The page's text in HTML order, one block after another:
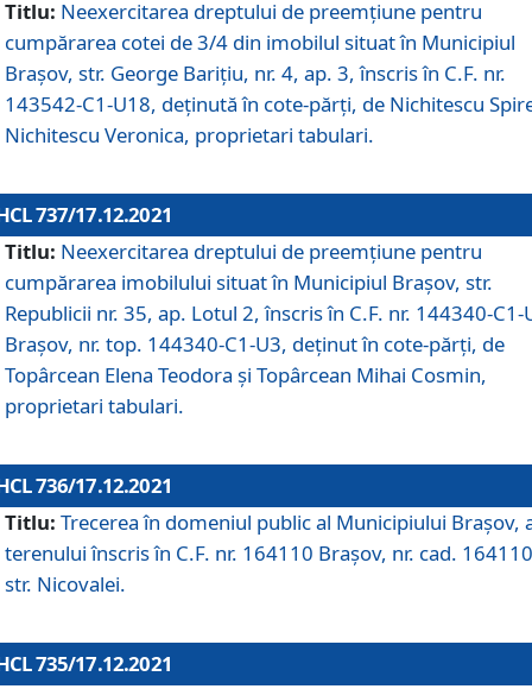
Titlu: Neexercitarea dreptului de preemţiune pentru
cumpărarea cotei de 3/4 din imobilul situat în Municipiul
Braşov, str. George Barițiu, nr. 4, ap. 3, înscris în C.F. nr.
143542-C1-U18, deținută în cote-părți, de Nichitescu
Nichitescu Veronica, proprietari tabulari.
737/17.12.2021
Titlu: Neexercitarea dreptului de preemţiune pentru
cumpărarea imobilului situat în Municipiul Braşov, str.
Republicii nr. 35, ap. Lotul 2, înscris în C.F. nr. 144340-C1-
Brașov, nr. top. 144340-C1-U3, deținut în cote-părți, de
Topârcean Elena Teodora și Topârcean Mihai Cosmin,
proprietari tabulari.
736/17.12.2021
Titlu: Trecerea în domeniul public al Municipiului Braşov,
terenului înscris în C.F. nr. 164110 Brașov, nr. cad.
str. Nicovalei.
735/17.12.2021